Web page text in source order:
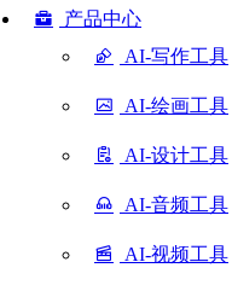
产品中心
AI-写作工具
AI-绘画工具
AI-设计工具
AI-音频工具
AI-视频工具